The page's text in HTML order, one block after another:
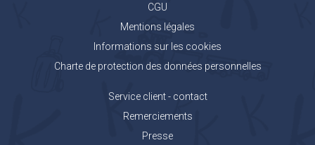
CGU
Mentions légales
Informations sur les cookies
Charte de protection des données personnelles
Service client - contact
Remerciements
Presse